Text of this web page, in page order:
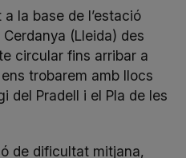
la base de l’estació
(Lleida) des
circular fins arribar a
ens trobarem amb llocs
del Pradell i el Pla de les
de dificultat mitjana,